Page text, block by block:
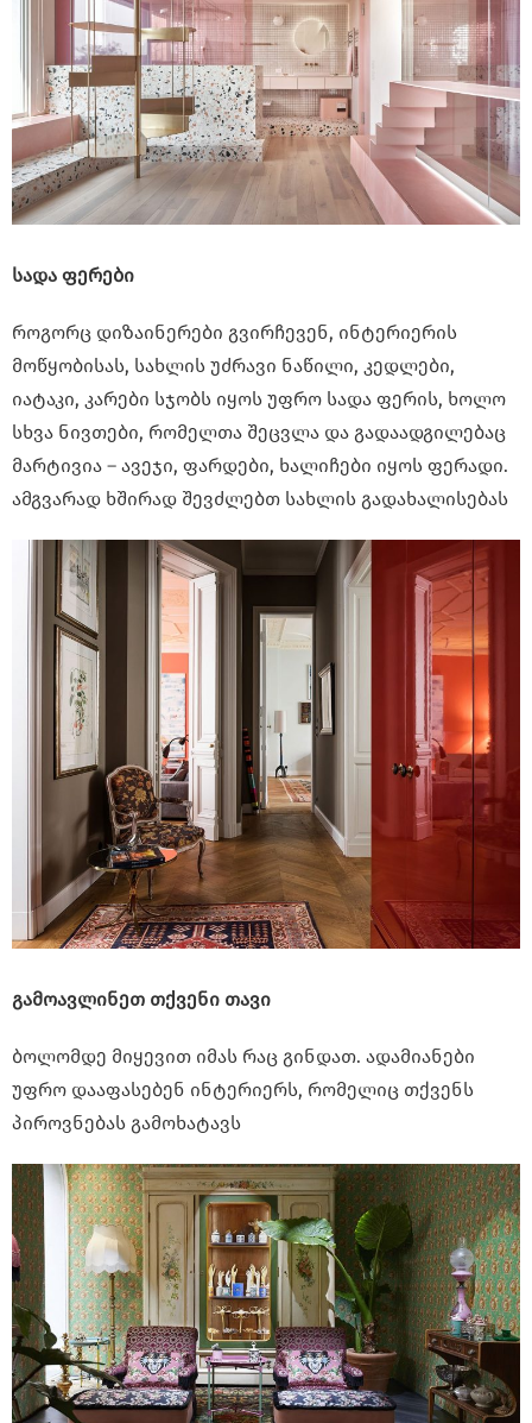
სადა ფერები
როგორც დიზაინერები გვირჩევენ, ინტერიერის
მოწყობისას, სახლის უძრავი ნაწილი, კედლები,
იატაკი, კარები სჯობს იყოს უფრო სადა ფერის, ხოლო
სხვა ნივთები, რომელთა შეცვლა და გადაადგილებაც
მარტივია – ავეჯი, ფარდები, ხალიჩები იყოს ფერადი.
ამგვარად ხშირად შევძლებთ სახლის გადახალისებას
გამოავლინეთ თქვენი თავი
ბოლომდე მიყევით იმას რაც გინდათ. ადამიანები
უფრო დააფასებენ ინტერიერს, რომელიც თქვენს
პიროვნებას გამოხატავს